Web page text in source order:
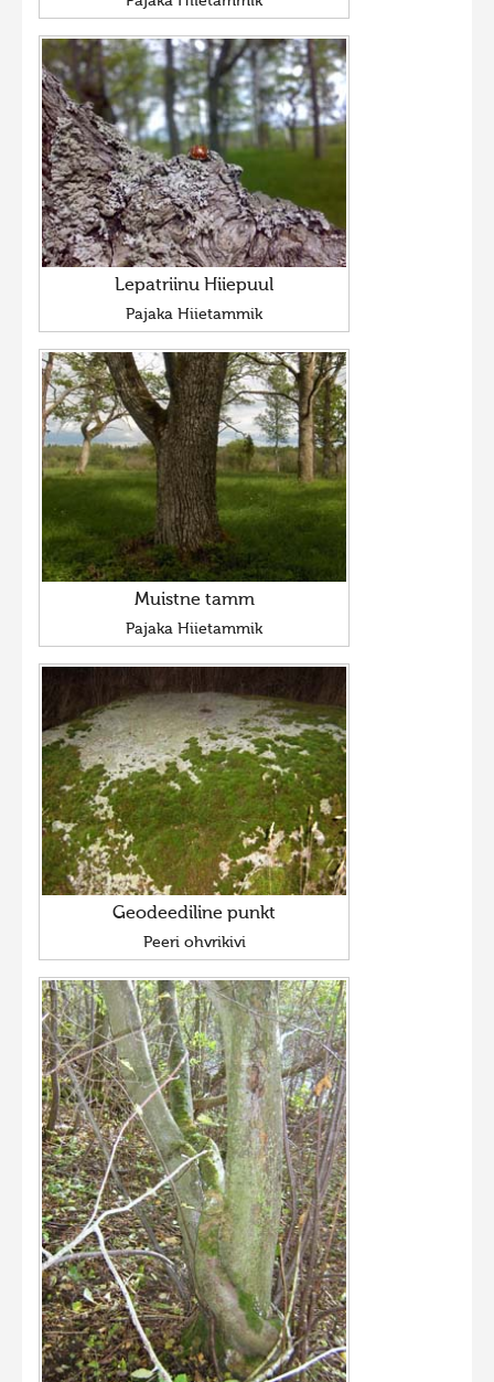
Lepatriinu Hiiepuul
Pajaka Hiietammik
Muistne tamm
Pajaka Hiietammik
Geodeediline punkt
Peeri ohvrikivi